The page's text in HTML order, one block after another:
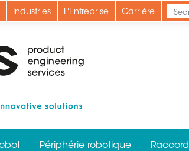
Industries L'Entreprise Carrière
Périphérie robotique